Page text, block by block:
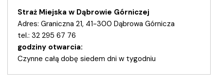
Straż Miejska w Dąbrowie Górniczej
Adres: Graniczna 21, 41-300 Dąbrowa Górnicza
tel.: 32 295 67 76
godziny otwarcia:
Czynne całą dobę siedem dni w tygodniu